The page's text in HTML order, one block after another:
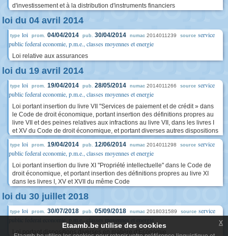
d'investissement et à la distribution d'instruments financiers
loi du 04 avril 2014
type loi prom. 04/04/2014 pub. 30/04/2014 numac 2014011239 source service
public federal economie, p.m.e., classes moyennes et energie
Loi relative aux assurances
loi du 19 avril 2014
type loi prom. 19/04/2014 pub. 28/05/2014 numac 2014011266 source service
public federal economie, p.m.e., classes moyennes et energie
Loi portant insertion du livre VII "Services de paiement et de crédit » dans
le Code de droit économique, portant insertion des définitions propres au
livre VII et des peines relatives aux infractions au livre VII, dans les livres I
et XV du Code de droit économique, et portant diverses autres dispositions
type loi prom. 19/04/2014 pub. 12/06/2014 numac 2014011298 source service
public federal economie, p.m.e., classes moyennes et energie
Loi portant insertion du livre XI "Propriété intellectuelle" dans le Code de
droit économique, et portant insertion des définitions propres au livre XI
dans les livres I, XV et XVII du même Code
loi du 30 juillet 2018
type loi prom. 30/07/2018 pub. 05/09/2018 numac 2018031589 source service
Loi portant dispositions diverses en matière d'Economie
Etaamb.be utilise des cookies x